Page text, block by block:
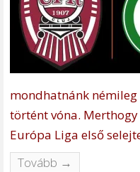
mondhatnánk
történt vóna.
Európa Liga első
Tovább →